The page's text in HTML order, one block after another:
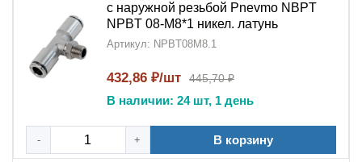
с наружной резьбой Pnevmo NBPT
NPBT 08-M8*1 никел. латунь
Артикул: NPBT08M8.1
432,86 ₽/шт 445,70 ₽
В наличии: 24 шт, 1 день
- + В корзину